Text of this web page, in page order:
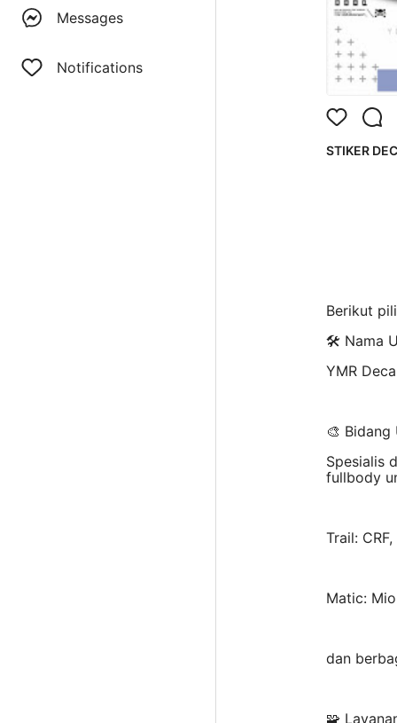
Messages
Notifications
STIKER
Berikut
🛠️ Nama
YMR
🎨 Bidang
Spesialis
fullbody
Trail:
Matic:
dan
🧩